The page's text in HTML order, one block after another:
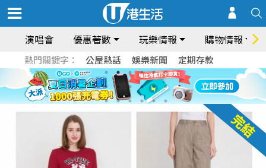
演唱會 優惠著數 玩樂情報 購物情報
熱門關鍵字： 公屋熱話 娛樂新聞 定期存款